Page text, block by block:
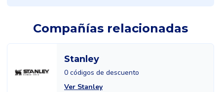
Compañías relacionadas
Stanley
0 códigos de descuento
Ver Stanley